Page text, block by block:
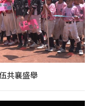
共襄盛舉